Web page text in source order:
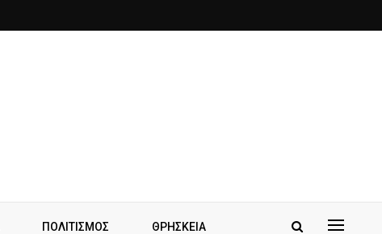
ΠΟΛΙΤΙΣΜΟΣ ΘΡΗΣΚΕΙΑ